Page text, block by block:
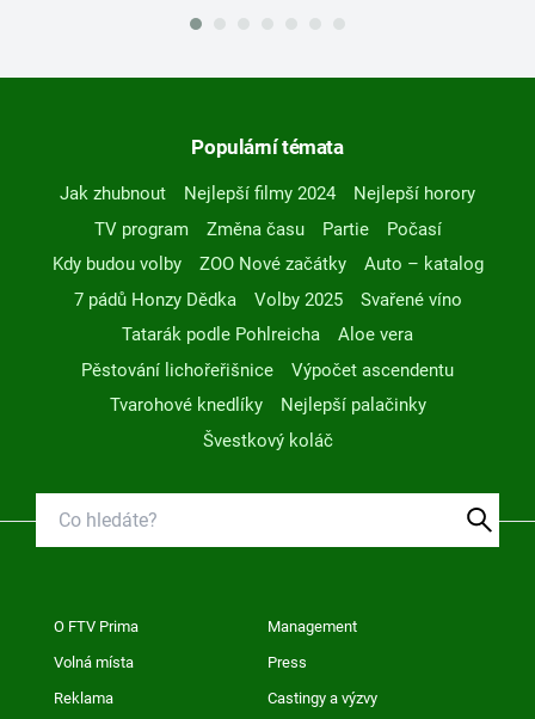
Populární témata
Jak zhubnout Nejlepší filmy 2024
Nejlepší horory
TV program
Změna času Partie
Počasí
Kdy budou volby
ZOO Nové začátky
Auto – katalog
7 pádů Honzy Dědka
Volby 2025
Svařené víno
Tatarák podle Pohlreicha
Aloe vera
Pěstování lichořeřišnice
Výpočet ascendentu
Tvarohové knedlíky
Nejlepší palačinky
Švestkový koláč
O FTV Prima Management
Volná místa Press
Reklama Castingy a výzvy